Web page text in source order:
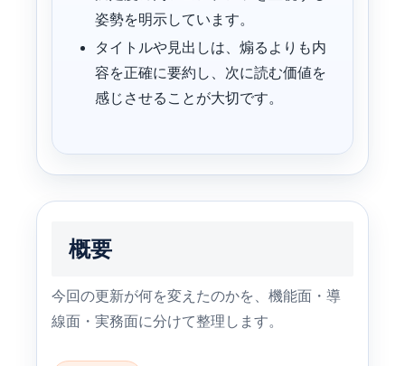
姿勢を明示しています。
タイトルや見出しは、煽るよりも内
容を正確に要約し、次に読む価値を
感じさせることが大切です。
概要
今回の更新が何を変えたのかを、機能面・導
線面・実務面に分けて整理します。